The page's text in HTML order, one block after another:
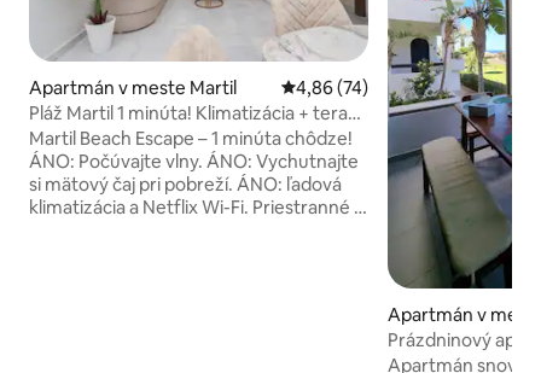
Apartmán v meste Martil Priemerné ohodnotenie 4,86
4,86 (74)
Pláž Martil 1 minúta! Klimatizácia + terasa
+ Netflix + Wi-Fi
Martil Beach Escape – 1 minúta chôdze!
ÁNO: Počúvajte vlny. ÁNO: Vychutnajte
si mätový čaj pri pobreží. ÁNO: ľadová
klimatizácia a Netflix Wi-Fi. Priestranné 2
Apartmán v
Prázdninový
výhľadom na
Apartmán snov s